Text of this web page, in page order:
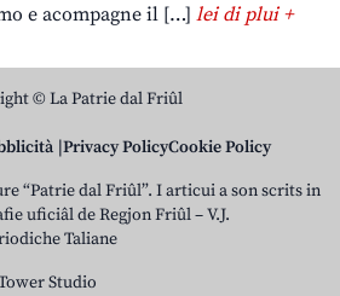
e acompagne il […] lei di plui +
© La Patrie dal Friûl
Privacy PolicyCookie Policy
“Patrie dal Friûl”. I articui a son scrits in
uficiâl de Regjon Friûl – V.J.
Taliane
Studio